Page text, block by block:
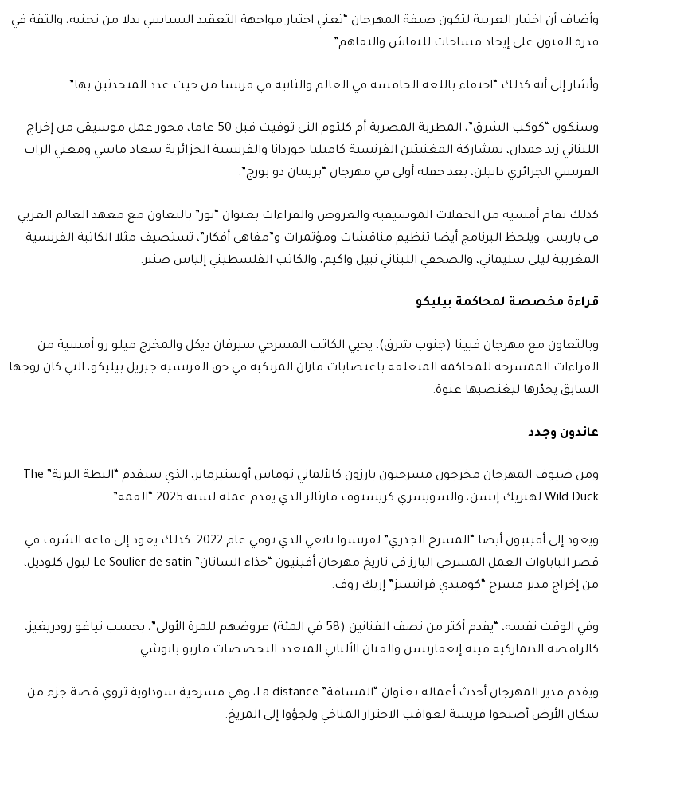
وأضاف أن اختيار العربية لتكون ضيفة المهرجان “تعني اختيار مواجهة التعقيد السياسي بدلا من تجنبه، والثقة في
قدرة الفنون على إيجاد مساحات للنقاش والتفاهم”.
وأشار إلى أنه كذلك “احتفاء باللغة الخامسة في العالم والثانية في فرنسا من حيث عدد المتحدثين بها”.
وستكون “كوكب الشرق”، المطربة المصرية أم كلثوم التي توفيت قبل 50 عاما، محور عمل موسيقي من إخراج
اللبناني زيد حمدان، بمشاركة المغنيتين الفرنسية كاميليا جوردانا والفرنسية الجزائرية سعاد ماسي ومغني الراب
الفرنسي الجزائري دانيلن، بعد حفلة أولى في مهرجان “برينتان دو بورج”.
كذلك تقام أمسية من الحفلات الموسيقية والعروض والقراءات بعنوان “نور” بالتعاون مع معهد العالم العربي
في باريس. ويلحظ البرنامج أيضا تنظيم مناقشات ومؤتمرات و”مقاهي أفكار”، تستضيف مثلا الكاتبة الفرنسية
المغربية ليلى سليماني، والصحفي اللبناني نبيل واكيم، والكاتب الفلسطيني إلياس صنبر.
قراءة مخصصة لمحاكمة بيليكو
وبالتعاون مع مهرجان فيينا (جنوب شرق)، يحيي الكاتب المسرحي سيرفان ديكل والمخرج ميلو رو أمسية من
القراءات الممسرحة للمحاكمة المتعلقة باغتصابات مازان المرتكبة في حق الفرنسية جيزيل بيليكو، التي كان زوجها
السابق يخدّرها ليغتصبها عنوة.
عائدون وجدد
ومن ضيوف المهرجان مخرجون مسرحيون بارزون كالألماني توماس أوستيرماير، الذي سيقدم “البطة البرية” The
Wild Duck لهنريك إبسن، والسويسري كريستوف مارثالر الذي يقدم عمله لسنة 2025 “القمة”.
ويعود إلى أفينيون أيضا “المسرح الجذري” لفرنسوا تانغي الذي توفي عام 2022. كذلك يعود إلى قاعة الشرف في
قصر الباباوات العمل المسرحي البارز في تاريخ مهرجان أفينيون “حذاء الساتان” Le Soulier de satin لبول كلوديل،
من إخراج مدير مسرح “كوميدي فرانسيز” إريك روف.
وفي الوقت نفسه، “يقدم أكثر من نصف الفنانين (58 في المئة) عروضهم للمرة الأولى”، بحسب تياغو رودريغيز،
كالراقصة الدنماركية ميته إنغفارتسن والفنان الألباني المتعدد التخصصات ماريو بانوشي.
ويقدم مدير المهرجان أحدث أعماله بعنوان “المسافة” La distance، وهي مسرحية سوداوية تروي قصة جزء من
سكان الأرض أصبحوا فريسة لعواقب الاحترار المناخي ولجؤوا إلى المريخ.